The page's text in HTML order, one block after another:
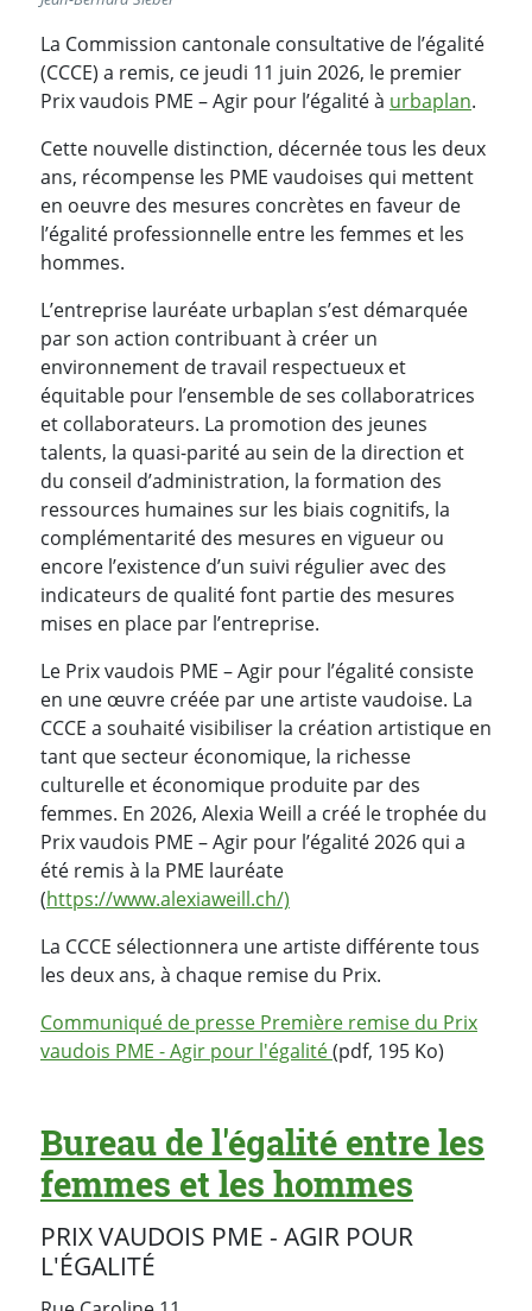
La Commission cantonale consultative de l’égalité
(CCCE) a remis, ce jeudi 11 juin 2026, le premier
Prix vaudois PME – Agir pour l’égalité à urbaplan.
Cette nouvelle distinction, décernée tous les deux
ans, récompense les PME vaudoises qui mettent
en oeuvre des mesures concrètes en faveur de
l’égalité professionnelle entre les femmes et les
hommes.
L’entreprise lauréate urbaplan s’est démarquée
par son action contribuant à créer un
environnement de travail respectueux et
équitable pour l’ensemble de ses collaboratrices
et collaborateurs. La promotion des jeunes
talents, la quasi-parité au sein de la direction et
du conseil d’administration, la formation des
ressources humaines sur les biais cognitifs, la
complémentarité des mesures en vigueur ou
encore l’existence d’un suivi régulier avec des
indicateurs de qualité font partie des mesures
mises en place par l’entreprise.
Le Prix vaudois PME – Agir pour l’égalité consiste
en une œuvre créée par une artiste vaudoise. La
CCCE a souhaité visibiliser la création artistique en
tant que secteur économique, la richesse
culturelle et économique produite par des
femmes. En 2026, Alexia Weill a créé le trophée du
Prix vaudois PME – Agir pour l’égalité 2026 qui a
été remis à la PME lauréate
(https://www.alexiaweill.ch/)
La CCCE sélectionnera une artiste différente tous
les deux ans, à chaque remise du Prix.
Communiqué de presse Première remise du Prix
vaudois PME - Agir pour l'égalité(pdf, 195 Ko)
Bureau de l'égalité entre les
femmes et les hommes
PRIX VAUDOIS PME - AGIR POUR
L'ÉGALITÉ